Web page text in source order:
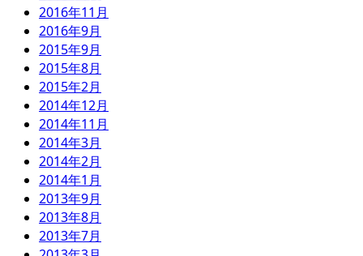
2016年11月
2016年9月
2015年9月
2015年8月
2015年2月
2014年12月
2014年11月
2014年3月
2014年2月
2014年1月
2013年9月
2013年8月
2013年7月